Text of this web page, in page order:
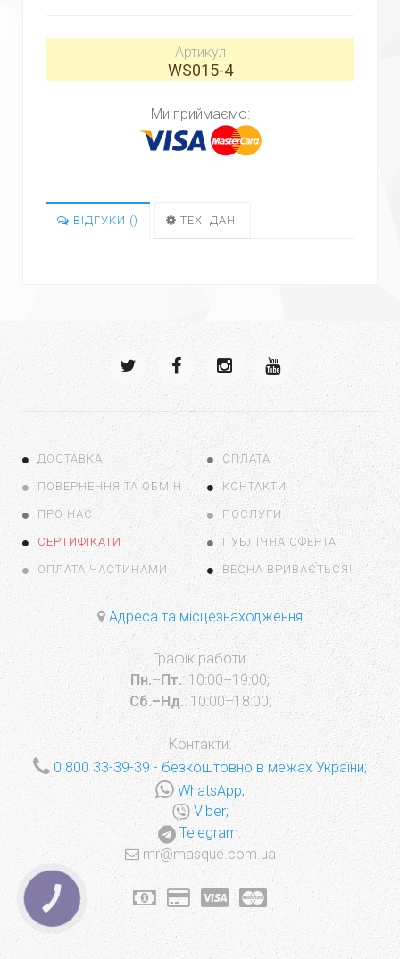
Артикул
WS015-4
Ми приймаємо:
ВІДГУКИ () ТЕХ. ДАНІ
ДОСТАВКА ОПЛАТА
ПОВЕРНЕННЯ ТА ОБМІН КОНТАКТИ
ПРО НАС ПОСЛУГИ
СЕРТИФІКАТИ ПУБЛІЧНА ОФЕРТА
ОПЛАТА ЧАСТИНАМИ ВЕСНА ВРИВАЄТЬСЯ!
Адреса та місцезнаходження
Графік работи:
Пн.–Пт.: 10:00–19:00;
Сб.–Нд.: 10:00–18:00;
Контакти:
0 800 33-39-39 - безкоштовно в межах України;
WhatsApp;
Viber;
Telegram.
mr@masque.com.ua
КНОПКА
ЗВ'ЯЗКУ